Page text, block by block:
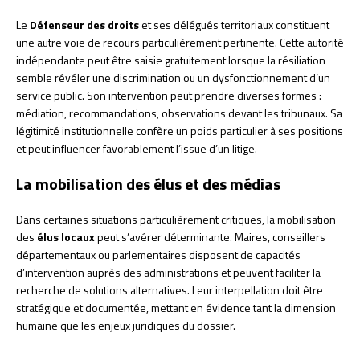
Le Défenseur des droitset ses délégués territoriaux constituent
une autre voie de recours particulièrement pertinente. Cette autorité
indépendante peut être saisie gratuitement lorsque la résiliation
semble révéler une discrimination ou un dysfonctionnement d’un
service public. Son intervention peut prendre diverses formes :
médiation, recommandations, observations devant les tribunaux. Sa
légitimité institutionnelle confère un poids particulier à ses positions
et peut influencer favorablement l’issue d’un litige.
La mobilisation des élus et des médias
Dans certaines situations particulièrement critiques, la mobilisation
des élus locauxpeut s’avérer déterminante. Maires, conseillers
départementaux ou parlementaires disposent de capacités
d’intervention auprès des administrations et peuvent faciliter la
recherche de solutions alternatives. Leur interpellation doit être
stratégique et documentée, mettant en évidence tant la dimension
humaine que les enjeux juridiques du dossier.